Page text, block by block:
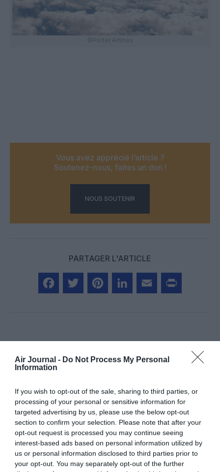
Air Journal - Do Not Process My Personal
Information
If you wish to opt-out of the sale, sharing to third parties, or
processing of your personal or sensitive information for
targeted advertising by us, please use the below opt-out
section to confirm your selection. Please note that after your
opt-out request is processed you may continue seeing
interest-based ads based on personal information utilized by
us or personal information disclosed to third parties prior to
your opt-out. You may separately opt-out of the further
©Porter Airlines
Vous avez apprécié l’article ?
Soutenez-nous, faites un don !
NOUS SOUTENIR
PARTAGER L'ARTICLE
FAIRE UN DON
Appel aux lecteurs !
Soutenez Air Journal participezà son
développement !